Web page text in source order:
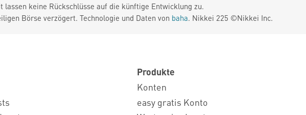
lassen keine Rückschlüsse auf die künftige Entwicklung zu.
Börse verzögert. Technologie und Daten von baha. Nikkei 225 ©Nikkei Inc.
Produkte
Konten
easy gratis Konto